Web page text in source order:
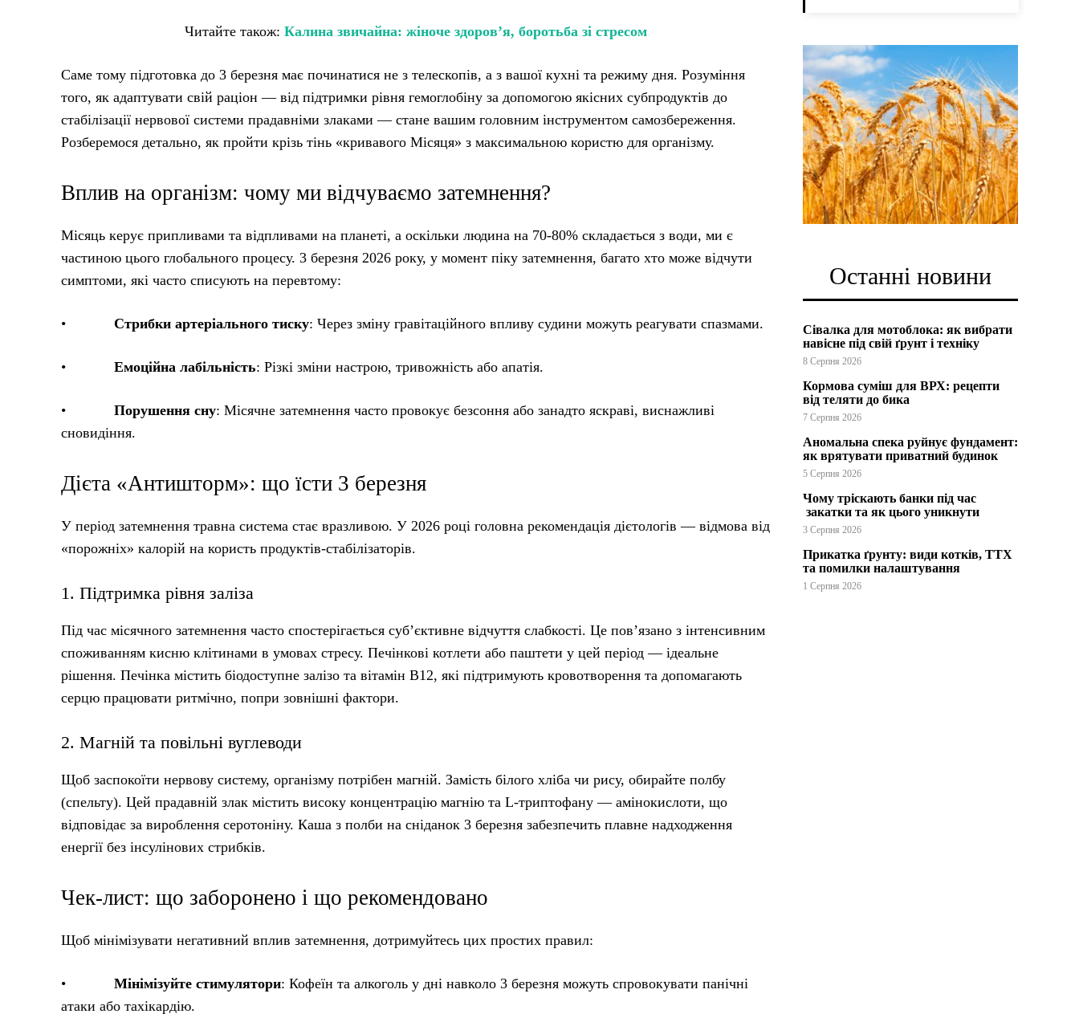
Читайте також: Калина звичайна: жіноче здоров’я, боротьба зі стресом
Саме тому підготовка до 3 березня має починатися не з телескопів, а з вашої кухні та режиму дня. Розуміння
того, як адаптувати свій раціон — від підтримки рівня гемоглобіну за допомогою якісних субпродуктів до
стабілізації нервової системи прадавніми злаками — стане вашим головним інструментом самозбереження.
Розберемося детально, як пройти крізь тінь «кривавого Місяця» з максимальною користю для організму.
Вплив на організм: чому ми відчуваємо затемнення?
Місяць керує припливами та відпливами на планеті, а оскільки людина на 70-80% складається з води, ми є
частиною цього глобального процесу. 3 березня 2026 року, у момент піку затемнення, багато хто може відчути
симптоми, які часто списують на перевтому:
• Стрибки артеріального тиску: Через зміну гравітаційного впливу судини можуть реагувати спазмами.
• Емоційна лабільність: Різкі зміни настрою, тривожність або апатія.
• Порушення сну: Місячне затемнення часто провокує безсоння або занадто яскраві, виснажливі
сновидіння.
Дієта «Антишторм»: що їсти 3 березня
У період затемнення травна система стає вразливою. У 2026 році головна рекомендація дієтологів — відмова від
«порожніх» калорій на користь продуктів-стабілізаторів.
1. Підтримка рівня заліза
Під час місячного затемнення часто спостерігається суб’єктивне відчуття слабкості. Це пов’язано з інтенсивним
споживанням кисню клітинами в умовах стресу. Печінкові котлети або паштети у цей період — ідеальне
рішення. Печінка містить біодоступне залізо та вітамін B12, які підтримують кровотворення та допомагають
серцю працювати ритмічно, попри зовнішні фактори.
2. Магній та повільні вуглеводи
Щоб заспокоїти нервову систему, організму потрібен магній. Замість білого хліба чи рису, обирайте полбу
(спельту). Цей прадавній злак містить високу концентрацію магнію та L-триптофану — амінокислоти, що
відповідає за вироблення серотоніну. Каша з полби на сніданок 3 березня забезпечить плавне надходження
енергії без інсулінових стрибків.
Чек-лист: що заборонено і що рекомендовано
Щоб мінімізувати негативний вплив затемнення, дотримуйтесь цих простих правил:
• Мінімізуйте стимулятори: Кофеїн та алкоголь у дні навколо 3 березня можуть спровокувати панічні
атаки або тахікардію.
Останні новини
Сівалка для мотоблока: як вибрати
навісне під свій ґрунт і техніку
8 Серпня 2026
Кормова суміш для ВРХ: рецепти
від теляти до бика
7 Серпня 2026
Аномальна спека руйнує фундамент:
як врятувати приватний будинок
5 Серпня 2026
Чому тріскають банки під час
закатки та як цього уникнути
3 Серпня 2026
Прикатка ґрунту: види котків, ТТХ
та помилки налаштування
1 Серпня 2026